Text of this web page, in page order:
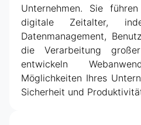
Unternehmen. Sie
digitale Zeitalter,
Datenmanagement,
die Verarbeitung
entwickeln
Möglichkeiten Ihres
Sicherheit und